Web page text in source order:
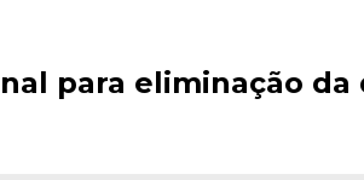
para eliminação da